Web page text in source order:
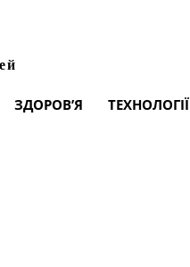
ЗДОРОВ’Я ТЕХНОЛОГІЇ